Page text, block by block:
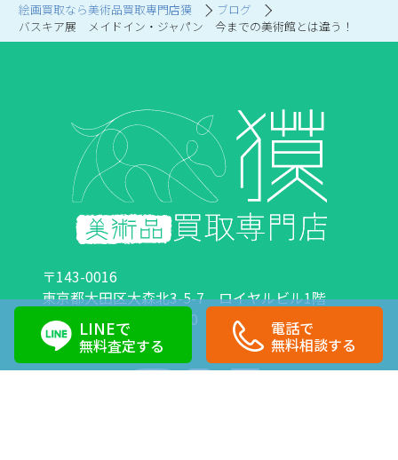
LINEで
無料査定する
電話で
無料相談する
絵画買取なら美術品買取専門店獏
ブログ
バスキア展 メイドイン・ジャパン 今までの美術館とは違う！
〒143-0016
東京都大田区大森北3-5-7 ロイヤルビル1階
営業時間：10:00～18:00 定休日：日曜日・祝日
0120-89-0007 03-6423-1033